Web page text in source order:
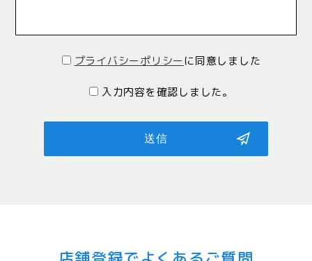
プライバシーポリシーに同意しました
入力内容を確認しました。
送信